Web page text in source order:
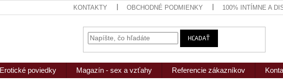
KONTAKTY OBCHODNÉ PODMIENKY 100% INTÍMNE A
HĽADAŤ
Erotické poviedky Magazín - sex a vzťahy Referencie zákazníkov